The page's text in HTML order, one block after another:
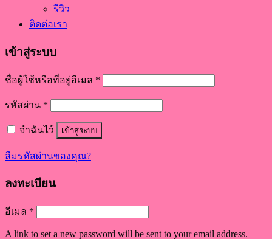
รีวิว
ติดต่อเรา
เข้าสู่ระบบ
ชื่อผู้ใช้หรือที่อยู่อีเมล *
รหัสผ่าน *
จำฉันไว้ เข้าสู่ระบบ
ลืมรหัสผ่านของคุณ?
ลงทะเบียน
อีเมล *
A link to set a new password will be sent to your email address.